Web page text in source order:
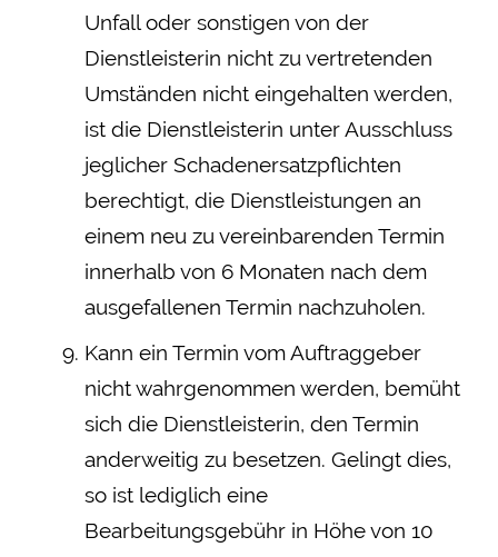
Unfall oder sonstigen von der
Dienstleisterin nicht zu vertretenden
Umständen nicht eingehalten werden,
ist die Dienstleisterin unter Ausschluss
jeglicher Schadenersatzpflichten
berechtigt, die Dienstleistungen an
einem neu zu vereinbarenden Termin
innerhalb von 6 Monaten nach dem
ausgefallenen Termin nachzuholen.
Kann ein Termin vom Auftraggeber
nicht wahrgenommen werden, bemüht
sich die Dienstleisterin, den Termin
anderweitig zu besetzen. Gelingt dies,
so ist lediglich eine
Bearbeitungsgebühr in Höhe von 10